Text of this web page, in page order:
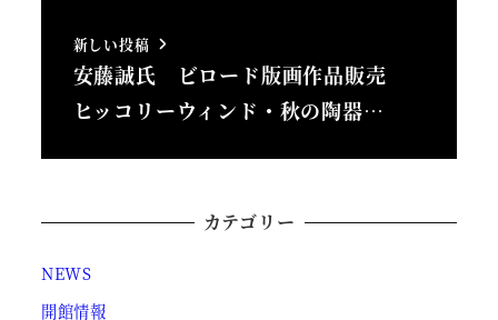
新しい投稿
安藤誠氏 ビロード版画作品販売
ヒッコリーウィンド・秋の陶器…
カテゴリー
NEWS
開館情報